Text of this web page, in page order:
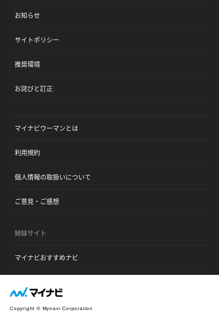
お知らせ
サイトポリシー
推奨環境
お詫びと訂正
マイナビウーマンとは
利用規約
個人情報の取扱いについて
ご意見・ご感想
姉妹サイト
マイナビおすすめナビ
Copyright © Mynavi Corporation